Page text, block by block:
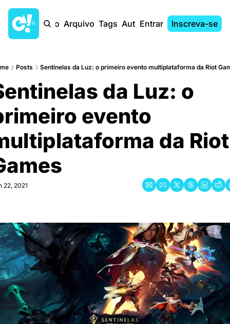
Início Arquivo Tags AutoresEntrar Inscreva-se
Posts Sentinelas da Luz: o primeiro evento multiplataforma da Riot
da Luz: o
evento
da Riot
22, 2021